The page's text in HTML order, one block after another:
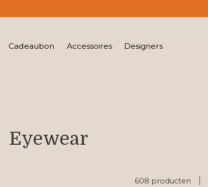
Cadeaubon Accessoires Designers
Eyewear
608 producten